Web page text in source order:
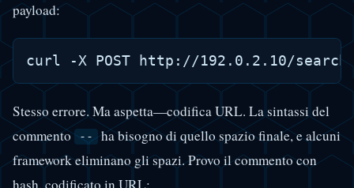
payload:
Stesso errore. Ma aspetta—codifica URL. La sintassi del
commento -- ha bisogno di quello spazio finale, e alcuni
framework eliminano gli spazi. Provo il commento con